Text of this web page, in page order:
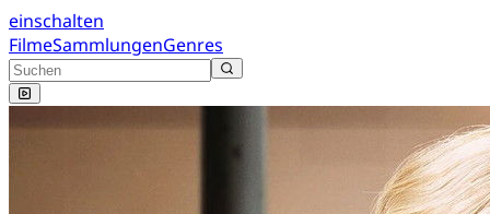
einschalten
FilmeSammlungenGenres